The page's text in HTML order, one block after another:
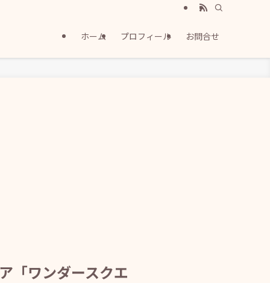
ホーム プロフィール お問合せ
「ワンダースクエ